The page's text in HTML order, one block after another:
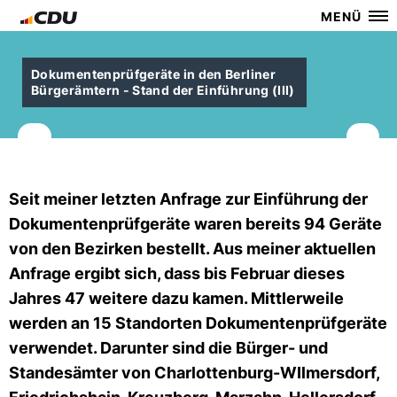
MENÜ
Dokumentenprüfgeräte in den Berliner
Bürgerämtern - Stand der Einführung (III)
Seit meiner letzten Anfrage zur Einführung der
Dokumentenprüfgeräte waren bereits 94 Geräte
von den Bezirken bestellt. Aus meiner aktuellen
Anfrage ergibt sich, dass bis Februar dieses
Jahres 47 weitere dazu kamen. Mittlerweile
werden an 15 Standorten Dokumentenprüfgeräte
verwendet. Darunter sind die Bürger- und
Standesämter von Charlottenburg-WIlmersdorf,